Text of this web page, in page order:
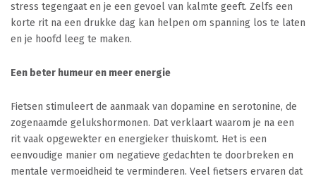
stress tegengaat en je een gevoel van kalmte geeft. Zelfs een
korte rit na een drukke dag kan helpen om spanning los te laten
en je hoofd leeg te maken.
Een beter humeur en meer energie
Fietsen stimuleert de aanmaak van dopamine en serotonine, de
zogenaamde gelukshormonen. Dat verklaart waarom je na een
rit vaak opgewekter en energieker thuiskomt. Het is een
eenvoudige manier om negatieve gedachten te doorbreken en
mentale vermoeidheid te verminderen. Veel fietsers ervaren dat